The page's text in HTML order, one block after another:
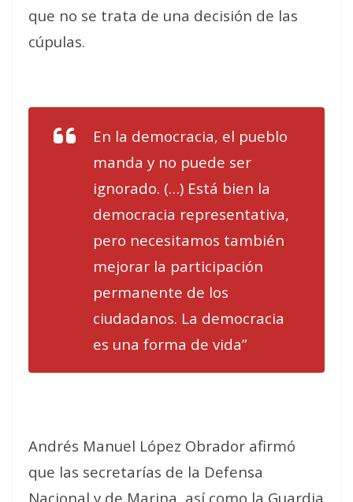
que no se trata de una decisión de las
cúpulas.
En la democracia, el pueblo
manda y no puede ser
ignorado. (…) Está bien la
democracia representativa,
pero necesitamos también
mejorar la participación
permanente de los
ciudadanos. La democracia
es una forma de vida”
Andrés Manuel López Obrador afirmó
que las secretarías de la Defensa
Nacional y de Marina, así como la Guardia